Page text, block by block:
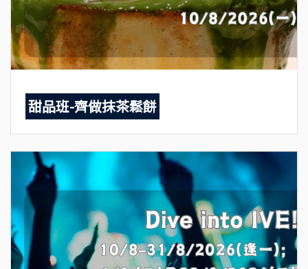
甜品班-齊做抹茶鬆餅